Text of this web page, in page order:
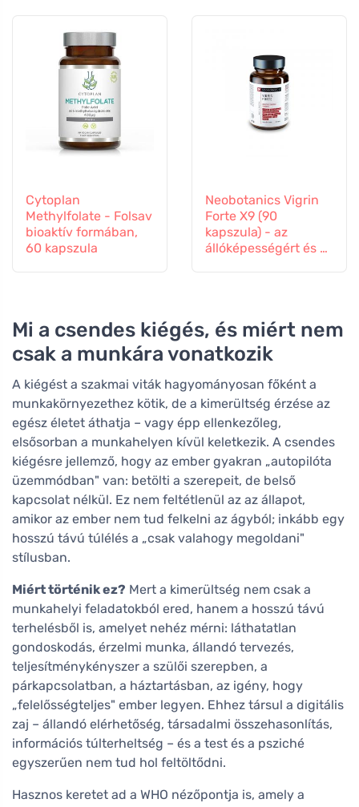
Cytoplan
Methylfolate - Folsav
bioaktív formában,
60 kapszula
Neobotanics Vigrin
Forte X9 (90
kapszula) - az
állóképességért és a
Mi a csendes kiégés, és miért nem
csak a munkára vonatkozik
A kiégést a szakmai viták hagyományosan főként a
munkakörnyezethez kötik, de a kimerültség érzése az
egész életet áthatja – vagy épp ellenkezőleg,
elsősorban a munkahelyen kívül keletkezik. A csendes
kiégésre jellemző, hogy az ember gyakran „autopilóta
üzemmódban" van: betölti a szerepeit, de belső
kapcsolat nélkül. Ez nem feltétlenül az az állapot,
amikor az ember nem tud felkelni az ágyból; inkább egy
hosszú távú túlélés a „csak valahogy megoldani"
stílusban.
Miért történik ez? Mert a kimerültség nem csak a
munkahelyi feladatokból ered, hanem a hosszú távú
terhelésből is, amelyet nehéz mérni: láthatatlan
gondoskodás, érzelmi munka, állandó tervezés,
teljesítménykényszer a szülői szerepben, a
párkapcsolatban, a háztartásban, az igény, hogy
„felelősségteljes" ember legyen. Ehhez társul a digitális
zaj – állandó elérhetőség, társadalmi összehasonlítás,
információs túlterheltség – és a test és a psziché
egyszerűen nem tud hol feltöltődni.
Hasznos keretet ad a WHO nézőpontja is, amely a